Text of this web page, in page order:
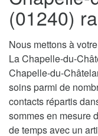
(01240)
Nous mettons à
La Chapelle-du-
Chapelle-du-
soins parmi de
contacts répartis
sommes en mesure
de temps avec un